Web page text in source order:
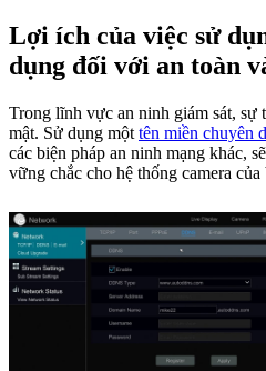
Lợi ích của việc sử
dụng đối với an toàn
Trong lĩnh vực an ninh giám sát,
mật. Sử dụng một tên miền chuyên
các biện pháp an ninh mạng khác,
vững chắc cho hệ thống camera của